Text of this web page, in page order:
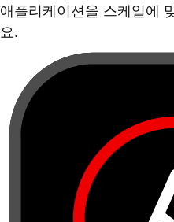
애플리케이션을 스케일에
요.